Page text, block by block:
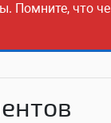
Помните, что